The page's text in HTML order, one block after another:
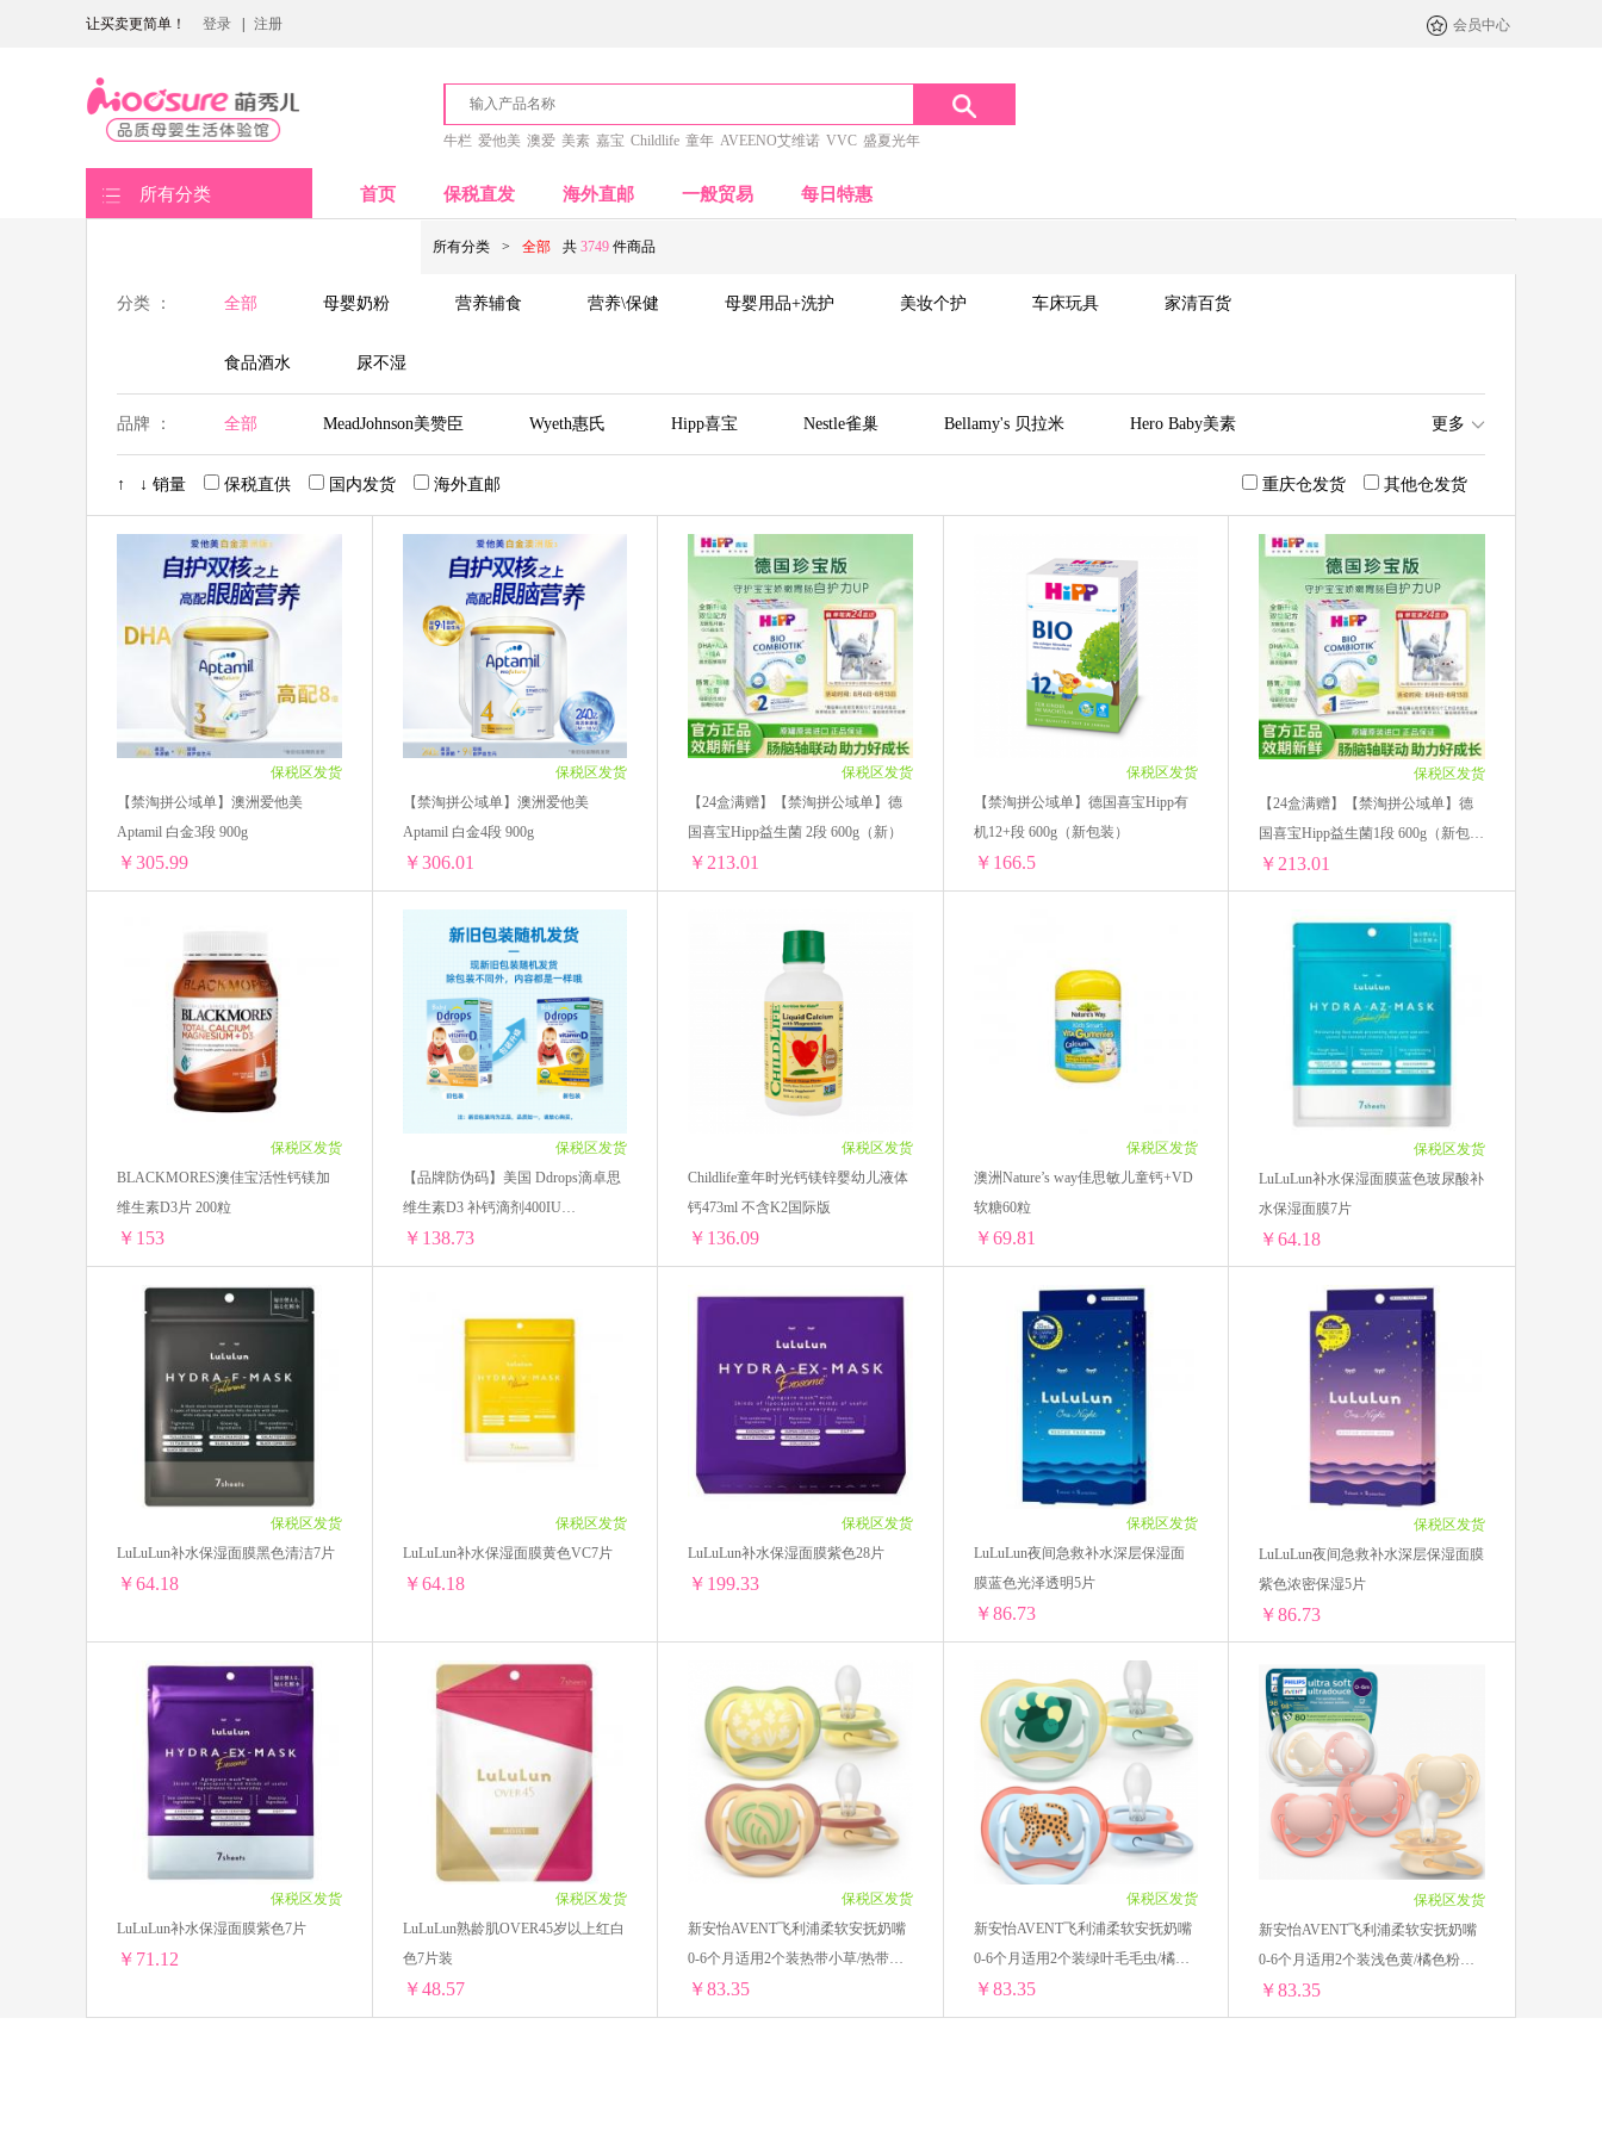
让买卖更简单！ 登录 注册 会员中心
牛栏 爱他美 澳爱 美素 嘉宝 Childlife 童年 AVEENO艾维诺 VVC 盛夏光年
所有分类 首页 保税直发 海外直邮 一般贸易 每日特惠
所有分类 > 全部 共 3749 件商品
分类 ： 全部 母婴奶粉 营养辅食 营养\保健 母婴用品+洗护 美妆个护 车床玩具 家清百货
食品酒水 尿不湿
品牌 ： 全部 MeadJohnson美赞臣 Wyeth惠氏 Hipp喜宝 Nestle雀巢 Bellamy's 贝拉米 Hero Baby美素
Nutrilon荷兰牛栏 Cow&Gate英国牛栏
GNC健安喜 Gerber嘉宝 Ddrops
Devondale德运 NIVEA妮维雅 Aptamil英国爱他美 Aptamil德国爱他美 AVEENO艾维诺
Nanny care纳尼凯尔 LAURIER乐而雅 Life Space
英国薇塔贝尔Vitabiotics AHC LEADERS丽得姿 韩国Pororo啵乐乐 THERMOS膳魔师
BioIsland佰澳朗德 Innisfree悦诗风吟 Maxigenes澳洲美可卓 法国雅漾
美素佳儿 澳洲卢卡斯Lucas 韩国Amore爱茉莉 韩国Dr.Jart+蒂佳婷
Herbacin贺本清 韩国It's skin伊思 英国femfresh芳芯
SHANGPREE香蒲丽 JMSOLUTION 韩国LANEIGE兰芝 BIODERMA贝德玛
BabyGanics甘尼克 日本DHC/蝶翠诗 澳洲贝儿bubs 日本Mandom
日本Yanagiya柳屋 HollandBarrett荷柏瑞 韩国papa recipe Aptamil澳洲爱他美
LG 法国 艾瑞可EricFavre 日本Biore 碧柔 VAPE/未来
Herbs of Gold 和丽康 澳源优驰 Unichi breath pearls 科士威
SUDOCREM GRANS REMEDY Lucas Papaw Restoria Bayer/拜耳
Banila芭妮兰 小蜜蜂 BURT'S BEES BAD AIR SPONGE 德国Huebner郝柏娜 康迪克
Thinkbaby辛克宝贝 QUALITY 皇后秘密 满趣健
CapriLac佳倍营 Tiger 虎牌 普丽普莱Puritans Pride G&M 澳芝曼 泰国MISTINE 蜜丝婷
KUMANOYUSHI熊野油脂
Cow&Gate 牛栏牌 自然之宝Nature's Bounty ORA2皓乐齿
珍澳Au Kingcare Morning fresh 日本ITO 澳洲cemoy 韩国LG贵爱娘 韩国VVC
老奶奶的秘密Grandma's Secret 澳洲 Nutrition Care ST小鸡 EBISU 惠百施 EAORON
Thursday Plantation Braun 博朗 明色（meishoku) 苏芊Sukin Schiff MoveFree
更多
↑ ↓ 销量 保税直供 国内发货 海外直邮 其他仓发货
重庆仓发货
保税区发货
【禁淘拼公域单】澳洲爱他美
Aptamil 白金3段 900g
￥305.99
1罐装 ￥315.81(￥315.81/单罐)
2罐装 ￥611.98(￥305.99/单罐)
3罐装 ￥917.97(￥305.99/单罐)
4罐装 ￥1223.96(￥305.99/单罐)
6罐装 ￥1835.94(￥305.99/单罐)
保税区发货
【禁淘拼公域单】澳洲爱他美
Aptamil 白金4段 900g
￥306.01
1罐装 ￥315.83(￥315.83/单罐)
2罐装 ￥612.02(￥306.01/单罐)
3罐装 ￥918.03(￥306.01/单罐)
4罐装 ￥1224.04(￥306.01/单罐)
6罐装 ￥1836.06(￥306.01/单罐)
保税区发货
【24盒满赠】【禁淘拼公域单】德
国喜宝Hipp益生菌 2段 600g（新）
￥213.01
1盒 ￥224.91(￥224.91/单盒)
2盒 ￥426.02(￥213.01/单盒)
3盒 ￥639.03(￥213.01/单盒)
4盒 ￥852.04(￥213.01/单盒)
5盒 ￥1065.05(￥213.01/单盒)
6盒 ￥1278.06(￥213.01/单盒)
保税区发货
【禁淘拼公域单】德国喜宝Hipp有
机12+段 600g（新包装）
￥166.5
1盒 ￥179.85(￥179.85/单盒)
2盒 ￥333(￥166.5/单盒)
3盒 ￥499.5(￥166.5/单盒)
4盒 ￥666(￥166.5/单盒)
保税区发货
【24盒满赠】【禁淘拼公域单】德
国喜宝Hipp益生菌1段 600g（新包
装）
￥213.01
1盒 ￥224.91(￥224.91/单盒)
2盒 ￥426.02(￥213.01/单盒)
3盒 ￥639.03(￥213.01/单盒)
4盒 ￥852.04(￥213.01/单盒)
5盒 ￥1065.05(￥213.01/单盒)
6盒 ￥1278.06(￥213.01/单盒)
保税区发货
BLACKMORES澳佳宝活性钙镁加
维生素D3片 200粒
￥153
1瓶 ￥160.8(￥160.8/单瓶)
2瓶 ￥314.66(￥157.33/单瓶)
3瓶 ￥464.73(￥154.91/单瓶)
4瓶 ￥616.2(￥154.05/单瓶)
5瓶 ￥767.65(￥153.53/单瓶)
6瓶 ￥921.18(￥153.53/单瓶)
10瓶 ￥1530(￥153/单瓶)
保税区发货
【品牌防伪码】美国 Ddrops滴卓思
维生素D3 补钙滴剂400IU
2.5ML（蓝色）
￥138.73
1盒 ￥147.27(￥147.27/单盒)
2盒 ￥285.14(￥142.57/单盒)
4盒 ￥563.32(￥140.83/单盒)
6盒 ￥841.8(￥140.3/单盒)
10盒 ￥1387.3(￥138.73/单盒)
保税区发货
Childlife童年时光钙镁锌婴幼儿液体
钙473ml 不含K2国际版
￥136.09
1瓶 ￥150.23(￥150.23/单瓶)
2瓶 ￥296.92(￥148.46/单瓶)
3瓶 ￥440.1(￥146.7/单瓶)
4瓶 ￥579.72(￥144.93/单瓶)
5瓶 ￥715.8(￥143.16/单瓶)
6瓶 ￥848.34(￥141.39/单瓶)
8瓶 ￥1117.04(￥139.63/单瓶)
10瓶 ￥1378.6(￥137.86/单瓶)
保税区发货
澳洲Nature’s way佳思敏儿童钙+VD
软糖60粒
￥69.81
1瓶 ￥79.53(￥79.53/单瓶)
2瓶 ￥152(￥76/单瓶)
4瓶 ￥296.92(￥74.23/单瓶)
6瓶 ￥440.1(￥73.35/单瓶)
10瓶 ￥698.1(￥69.81/单瓶)
5瓶 ￥371.15(￥74.23/单瓶)
保税区发货
LuLuLun补水保湿面膜蓝色玻尿酸补
水保湿面膜7片
￥64.18
1袋 ￥74.59(￥74.59/单袋)
2袋 ￥145.72(￥72.86/单袋)
4袋 ￥284.48(￥71.12/单袋)
6袋 ￥416.34(￥69.39/单袋)
8袋 ￥541.2(￥67.65/单袋)
10袋 ￥659.2(￥65.92/单袋)
12袋 ￥770.16(￥64.18/单袋)
保税区发货
LuLuLun补水保湿面膜黑色清洁7片
￥64.18
LuLuLun补水保湿面膜黑色清洁7片
1袋 ￥74.59(￥74.59/单袋)
2袋 ￥145.72(￥72.86/单袋)
4袋 ￥284.48(￥71.12/单袋)
6袋 ￥416.34(￥69.39/单袋)
8袋 ￥541.2(￥67.65/单袋)
10袋 ￥659.2(￥65.92/单袋)
12袋 ￥770.16(￥64.18/单袋)
保税区发货
LuLuLun补水保湿面膜黄色VC7片
￥64.18
LuLuLun补水保湿面膜黄色VC7片
1袋 ￥74.59(￥74.59/单袋)
2袋 ￥145.72(￥72.86/单袋)
4袋 ￥284.48(￥71.12/单袋)
6袋 ￥416.34(￥69.39/单袋)
8袋 ￥541.2(￥67.65/单袋)
10袋 ￥659.2(￥65.92/单袋)
12袋 ￥770.16(￥64.18/单袋)
保税区发货
LuLuLun补水保湿面膜紫色28片
￥199.33
LuLuLun补水保湿面膜紫色28片
1盒 ￥209.64(￥209.64/单盒)
2盒 ￥415.84(￥207.92/单盒)
4盒 ￥824.8(￥206.2/单盒)
6盒 ￥1226.94(￥204.49/单盒)
8盒 ￥1622.08(￥202.76/单盒)
10盒 ￥2010.5(￥201.05/单盒)
12盒 ￥2391.96(￥199.33/单盒)
保税区发货
LuLuLun夜间急救补水深层保湿面
膜蓝色光泽透明5片
￥86.73
LuLuLun夜间急救补水深层保湿面膜蓝色光泽透明5片
1盒 ￥97.14(￥97.14/单盒)
2盒 ￥190.82(￥95.41/单盒)
4盒 ￥374.68(￥93.67/单盒)
6盒 ￥551.64(￥91.94/单盒)
8盒 ￥721.6(￥90.2/单盒)
10盒 ￥884.7(￥88.47/单盒)
12盒 ￥1040.76(￥86.73/单盒)
保税区发货
LuLuLun夜间急救补水深层保湿面膜
紫色浓密保湿5片
￥86.73
1盒 ￥97.14(￥97.14/单盒)
2盒 ￥190.82(￥95.41/单盒)
4盒 ￥374.68(￥93.67/单盒)
6盒 ￥551.64(￥91.94/单盒)
8盒 ￥721.6(￥90.2/单盒)
10盒 ￥884.7(￥88.47/单盒)
12盒 ￥1040.76(￥86.73/单盒)
保税区发货
LuLuLun补水保湿面膜紫色7片
￥71.12
保税区发货
LuLuLun熟龄肌OVER45岁以上红白
色7片装
￥48.57
保税区发货
新安怡AVENT飞利浦柔软安抚奶嘴
0-6个月适用2个装热带小草/热带植
物SCF087/08
￥83.35
保税区发货
新安怡AVENT飞利浦柔软安抚奶嘴
0-6个月适用2个装绿叶毛毛虫/橘斑
小花豹SCF087/02
￥83.35
保税区发货
新安怡AVENT飞利浦柔软安抚奶嘴
0-6个月适用2个装浅色黄/橘色粉
SCF091/38
￥83.35